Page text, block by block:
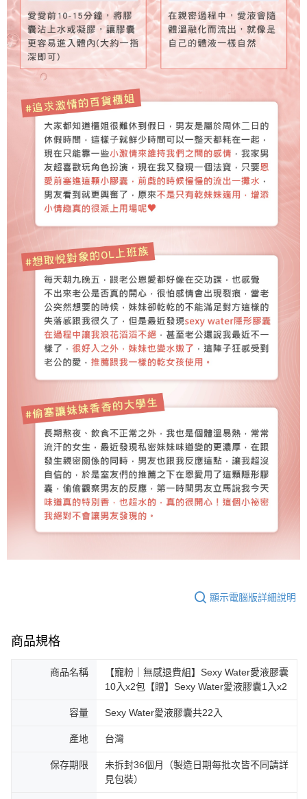
顯示電腦版詳細說明
商品規格
商品名稱
【寵粉｜無感退費組】Sexy Water愛液膠囊
10入x2包【贈】Sexy Water愛液膠囊1入x2
容量 Sexy Water愛液膠囊共22入
產地 台灣
保存期限
未拆封36個月（製造日期每批次皆不同請詳
見包裝）